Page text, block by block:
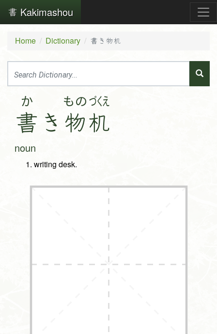
Kakimashou
Home Dictionary 書き物机
か
書 き
もの
物
づくえ
机
noun
writing desk.